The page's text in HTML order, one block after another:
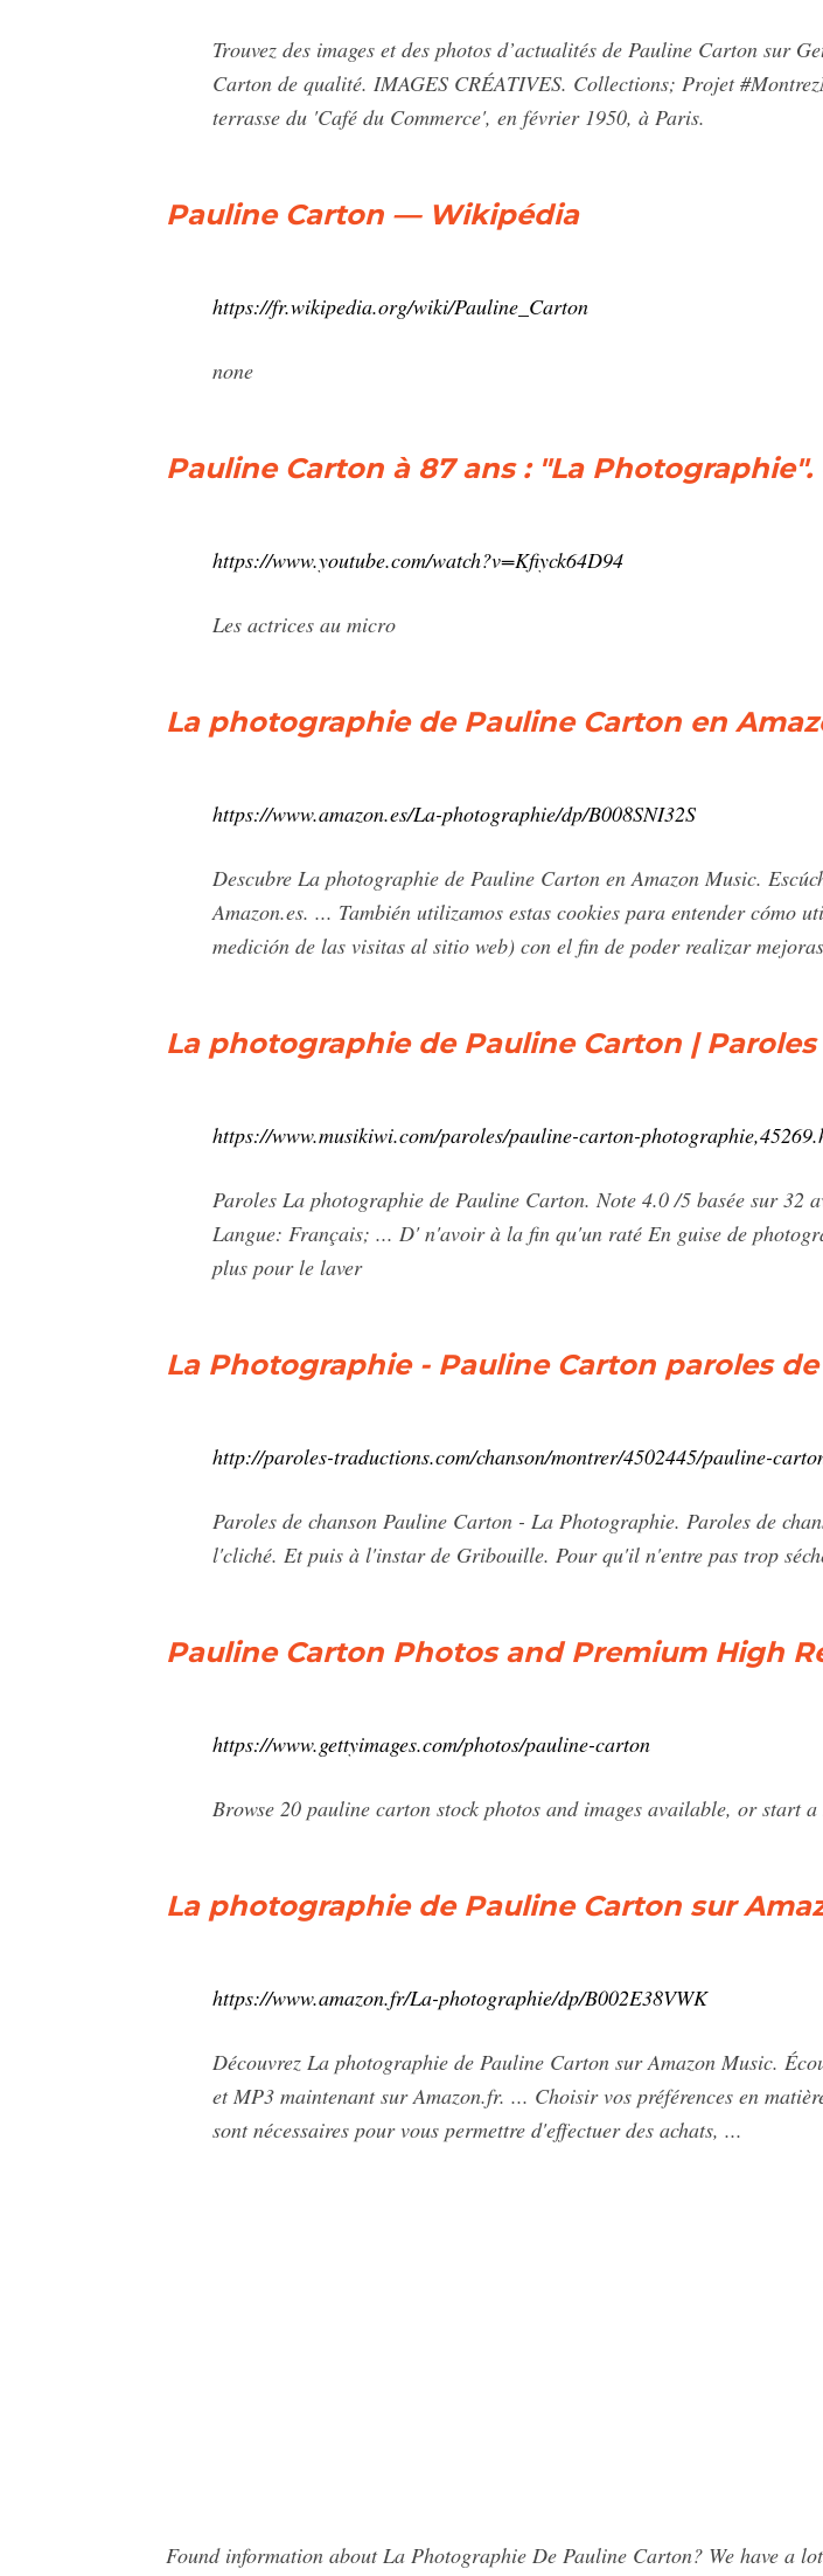
Trouvez des images et des photos d’actualités de Pauline Carton sur
Carton de qualité. IMAGES CRÉATIVES. Collections; Projet
terrasse du 'Café du Commerce', en février 1950, à Paris.
Pauline Carton — Wikipédia
https://fr.wikipedia.org/wiki/Pauline_Carton
none
Pauline Carton à 87 ans : "La Photographie".
https://www.youtube.com/watch?v=Kfiyck64D94
Les actrices au micro
La photographie de Pauline Carton en
https://www.amazon.es/La-photographie/dp/B008SNI32S
Descubre La photographie de Pauline Carton en Amazon Music.
Amazon.es. ... También utilizamos estas cookies para entender cómo
medición de las visitas al sitio web) con el fin de poder realizar
La photographie de Pauline Carton |
https://www.musikiwi.com/paroles/pauline-carton-
Paroles La photographie de Pauline Carton. Note 4.0 /5 basée sur
Langue: Français; ... D' n'avoir à la fin qu'un raté En guise de
plus pour le laver
La Photographie - Pauline Carton paroles
http://paroles-traductions.com/chanson/montrer/4502445/pauline-
Paroles de chanson Pauline Carton - La Photographie. Paroles de
l'cliché. Et puis à l'instar de Gribouille. Pour qu'il n'entre pas trop
Pauline Carton Photos and Premium High
https://www.gettyimages.com/photos/pauline-carton
Browse 20 pauline carton stock photos and images available, or start
La photographie de Pauline Carton sur
https://www.amazon.fr/La-photographie/dp/B002E38VWK
Découvrez La photographie de Pauline Carton sur Amazon Music.
et MP3 maintenant sur Amazon.fr. ... Choisir vos préférences en
sont nécessaires pour vous permettre d'effectuer des achats, ...
Found information about La Photographie De Pauline Carton? We have a